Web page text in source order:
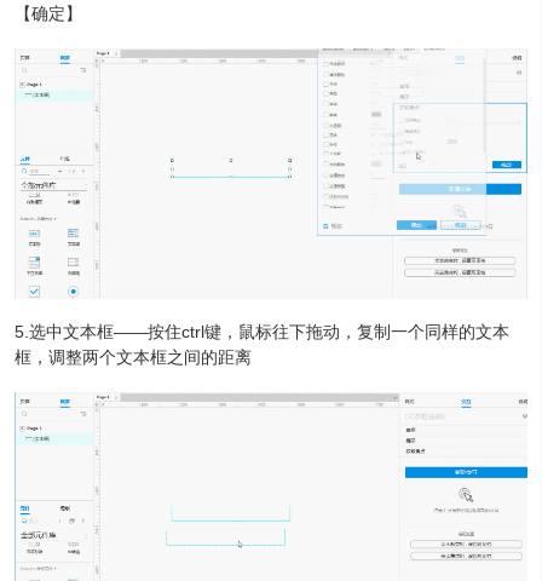
【确定】
5.选中文本框——按住ctrl键，鼠标往下拖动，复制一个同样的文本
框，调整两个文本框之间的距离